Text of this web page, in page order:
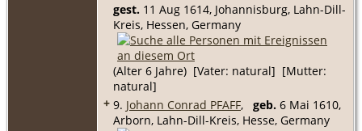
gest. 11 Aug 1614, Johannisburg, Lahn-Dill-
Kreis, Hessen, Germany
(Alter 6 Jahre) [Vater: natural] [Mutter:
natural]
+ 9. Johann Conrad PFAFF, geb. 6 Mai 1610,
Arborn, Lahn-Dill-Kreis, Hesse, Germany